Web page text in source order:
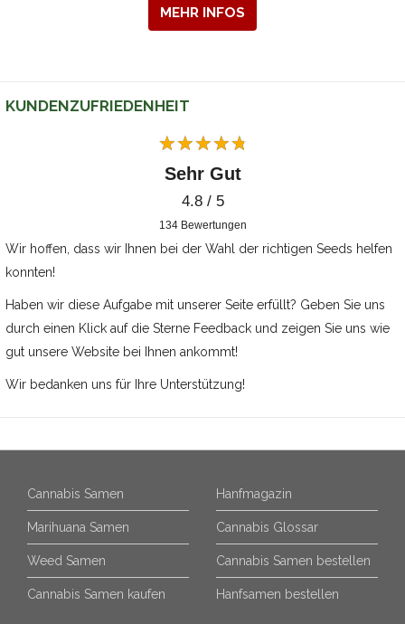
MEHR INFOS
KUNDENZUFRIEDENHEIT
Sehr Gut
4.8 / 5
134Bewertungen
Wir hoffen, dass wir Ihnen bei der Wahl der richtigen Seeds helfen
konnten!
Haben wir diese Aufgabe mit unserer Seite erfüllt? Geben Sie uns
durch einen Klick auf die Sterne Feedback und zeigen Sie uns wie
gut unsere Website bei Ihnen ankommt!
Wir bedanken uns für Ihre Unterstützung!
Cannabis Samen
Marihuana Samen
Weed Samen
Cannabis Samen kaufen
Hanfmagazin
Cannabis Glossar
Cannabis Samen bestellen
Hanfsamen bestellen